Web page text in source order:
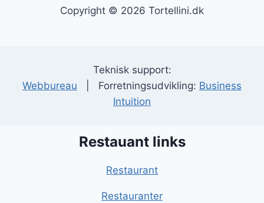
Copyright © 2026 Tortellini.dk
Teknisk support:
Webbureau | Forretningsudvikling: Business
Intuition
Restauant links
Restaurant
Restauranter